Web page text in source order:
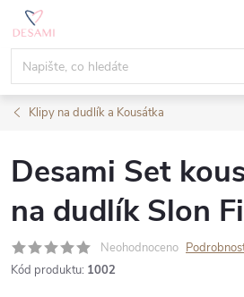
Přejít
obsah
Klipy na dudlík a Kousátka
Desami Set
na dudlík Slon
Neohodnoceno
Kód produktu: 1002